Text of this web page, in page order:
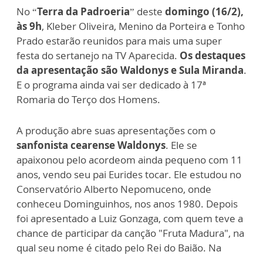
No “Terra da Padroeria” deste domingo (16/2),
às 9h, Kleber Oliveira, Menino da Porteira e Tonho
Prado estarão reunidos para mais uma super
festa do sertanejo na TV Aparecida. Os destaques
da apresentação são Waldonys e Sula Miranda.
E o programa ainda vai ser dedicado à 17ª
Romaria do Terço dos Homens.
A produção abre suas apresentações com o
sanfonista cearense Waldonys. Ele se
apaixonou pelo acordeom ainda pequeno com 11
anos, vendo seu pai Eurides tocar. Ele estudou no
Conservatório Alberto Nepomuceno, onde
conheceu Dominguinhos, nos anos 1980. Depois
foi apresentado a Luiz Gonzaga, com quem teve a
chance de participar da canção "Fruta Madura", na
qual seu nome é citado pelo Rei do Baião. Na